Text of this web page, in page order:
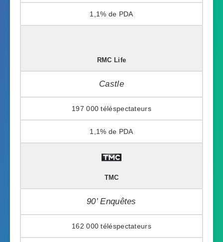
1,1%
RMC Life
Castle
197 000
1,1%
TMC
90’ Enquêtes
162 000